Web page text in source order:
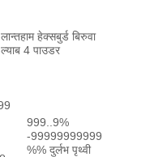
लान्तहाम हेक्सबुर्ड बिरुवा
ल्याब 4 पाउडर
999..9%
-99999999999
%% दुर्लभ पृथ्वी